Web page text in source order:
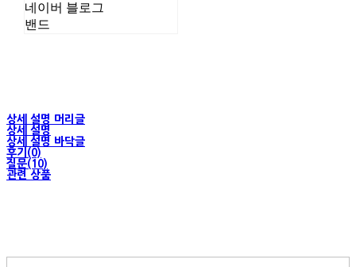
네이버 블로그
밴드
상세 설명 머리글
상세 설명
상세 설명 바닥글
후기(0)
질문(10)
관련 상품